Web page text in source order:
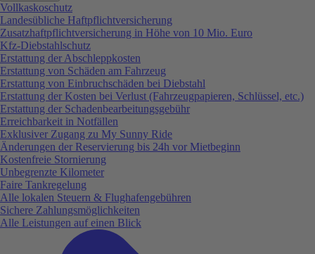
Vollkaskoschutz
Landesübliche Haftpflichtversicherung
Zusatzhaftpflichtversicherung in Höhe von 10 Mio. Euro
Kfz-Diebstahlschutz
Erstattung der Abschleppkosten
Erstattung von Schäden am Fahrzeug
Erstattung von Einbruchschäden bei Diebstahl
Erstattung der Kosten bei Verlust (Fahrzeugpapieren, Schlüssel, etc.)
Erstattung der Schadenbearbeitungsgebühr
Erreichbarkeit in Notfällen
Exklusiver Zugang zu My Sunny Ride
Änderungen der Reservierung bis 24h vor Mietbeginn
Kostenfreie Stornierung
Unbegrenzte Kilometer
Faire Tankregelung
Alle lokalen Steuern & Flughafengebühren
Sichere Zahlungsmöglichkeiten
Alle Leistungen auf einen Blick